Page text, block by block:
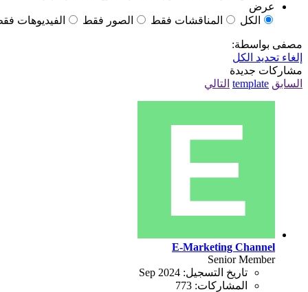
عرض
الكل
المناقشات فقط الصور فقط الفيديوهات
مصفى بواسطة:
إلغاء تحديد الكل
مشاركات جديدة
السابق template التالي
E-Marketing Channel
Senior Member
تاريخ التسجيل: Sep 2024
المشاركات: 773